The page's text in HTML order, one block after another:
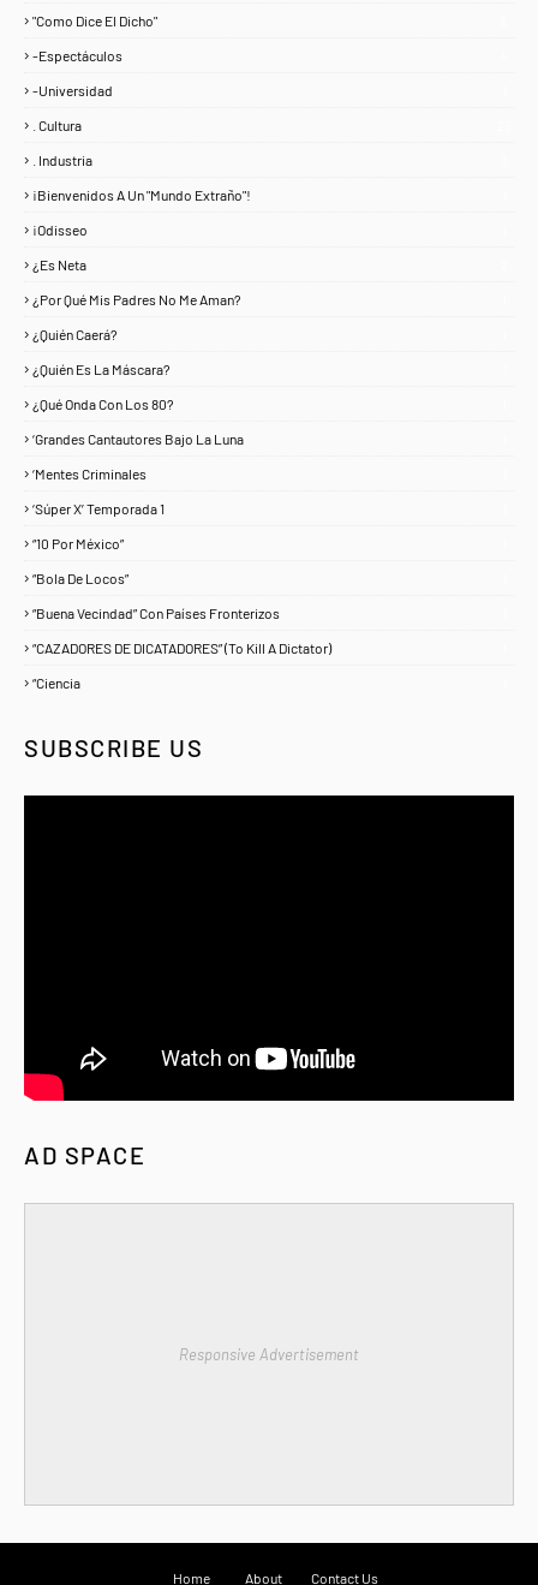
"Como Dice El Dicho"
-Espectáculos
-Universidad
. Cultura
. Industria
¡Bienvenidos A Un "Mundo Extraño"!
¡Odisseo
¿Es Neta
¿Por Qué Mis Padres No Me Aman?
¿Quién Caerá?
¿Quién Es La Máscara?
¿Qué Onda Con Los 80?
‘Grandes Cantautores Bajo La Luna
‘Mentes Criminales
‘Súper X’ Temporada 1
“10 Por México”
“Bola De Locos”
“Buena Vecindad” Con Países Fronterizos
“CAZADORES DE DICATADORES” (To Kill A Dictator)
“Ciencia
SUBSCRIBE US
AD SPACE
Responsive Advertisement
Home About Contact Us